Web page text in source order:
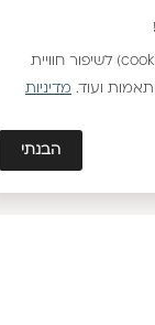
053-
| וואטסאפ
054-8899376
|וואטסאפ
אנחנו משתמשים בעוגיות (cookies) לשיפור חוויית
ועוד. מדיניות
הבנתי